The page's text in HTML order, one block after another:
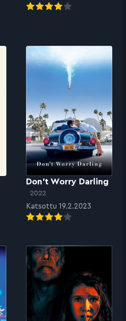
Don’t Worry Darling
2022
Katsottu 19.2.2023